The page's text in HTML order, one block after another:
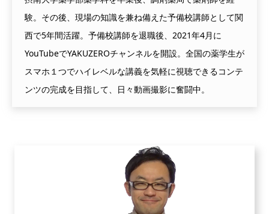
験。その後、現場の知識を兼ね備えた予備校講師として関
西で5年間活躍。予備校講師を退職後、2021年4月に
YouTubeでYAKUZEROチャンネルを開設。全国の薬学生が
スマホ１つでハイレベルな講義を気軽に視聴できるコンテ
ンツの完成を目指して、日々動画撮影に奮闘中。